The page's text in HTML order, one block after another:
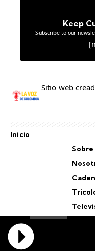
Keep
Subscribe to our
Sitio web
Inicio
Sobre